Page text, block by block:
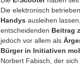
Die elektronisch
Handys ausleihen
entscheidenden Beitrag
jedoch vor allem als
Bürger in Initiativen
Norbert Fabisch, der